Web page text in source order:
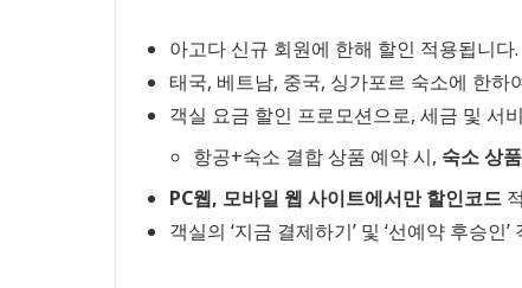
아고다 신규 회원에 한해 할인 적용됩니다.
태국, 베트남, 중국, 싱가포르 숙소에 한하
객실 요금 할인 프로모션으로, 세금 및 서
항공+숙소 결합 상품 예약 시, 숙소 상
PC웹, 모바일 웹 사이트에서만 할인코드
객실의 ‘지금 결제하기’ 및 ‘선예약 후승인